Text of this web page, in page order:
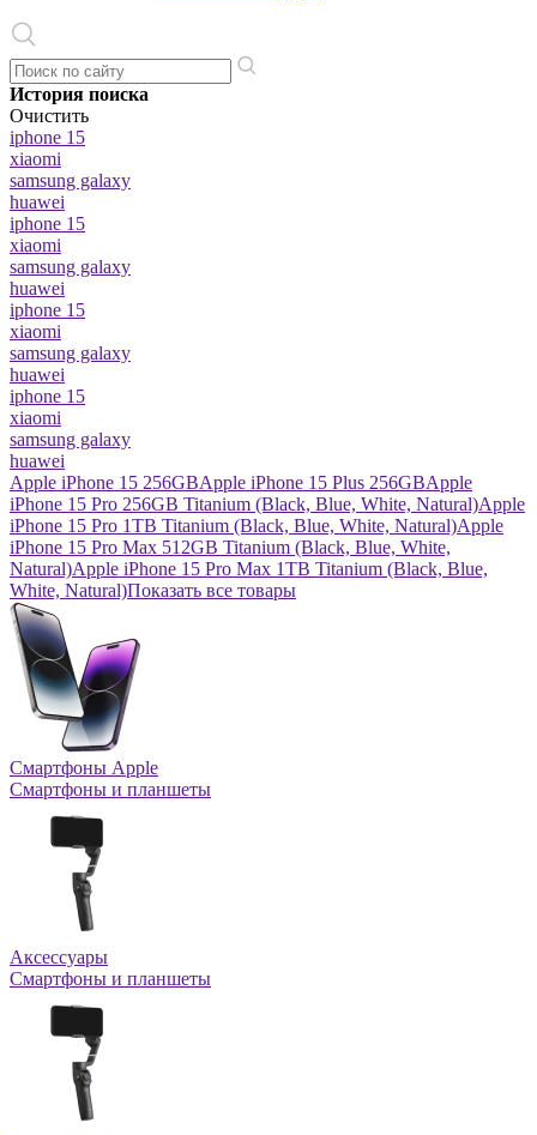
История поиска
Очистить
iphone 15
xiaomi
samsung galaxy
huawei
iphone 15
xiaomi
samsung galaxy
huawei
iphone 15
xiaomi
samsung galaxy
huawei
iphone 15
xiaomi
samsung galaxy
huawei
Apple iPhone 15 256GBApple iPhone 15 Plus 256GBApple
iPhone 15 Pro 256GB Titanium (Black, Blue, White, Natural)Apple
iPhone 15 Pro 1TB Titanium (Black, Blue, White, Natural)Apple
iPhone 15 Pro Max 512GB Titanium (Black, Blue, White,
Natural)Apple iPhone 15 Pro Max 1TB Titanium (Black, Blue,
White, Natural)Показать все товары
Смартфоны Apple
Смартфоны и планшеты
Аксессуары
Смартфоны и планшеты